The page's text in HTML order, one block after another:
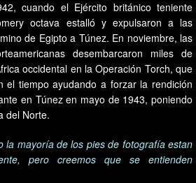
cuando el Ejército británico teniente
octava estalló y expulsaron a las
de Egipto a Túnez. En noviembre, las
desembarcaron miles de
occidental en la Operación Torch, que
el tiempo ayudando a forzar la rendición
en Túnez en mayo de 1943, poniendo
del Norte.
la mayoría de los pies de fotografía estan
pero creemos que se entienden